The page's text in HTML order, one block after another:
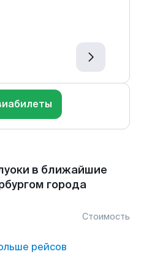
в ближайшие
города
Стоимость
рейсов